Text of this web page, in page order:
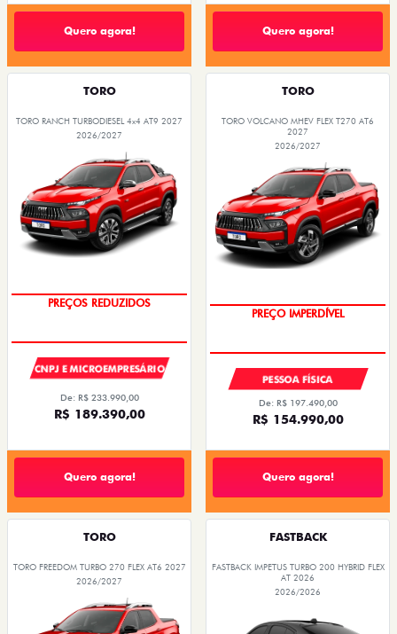
Quero agora! Quero agora!
TORO
TORO RANCH TURBODIESEL 4x4 AT9 2027
2026/2027
PREÇOS REDUZIDOS
CNPJ E MICROEMPRESÁRIO
De: R$ 233.990,00
R$ 189.390,00
Quero agora!
TORO
TORO VOLCANO MHEV FLEX T270 AT6
2027
2026/2027
PREÇO IMPERDÍVEL
PESSOA FÍSICA
De: R$ 197.490,00
R$ 154.990,00
Quero agora!
TORO
TORO FREEDOM TURBO 270 FLEX AT6 2027
2026/2027
FASTBACK
FASTBACK IMPETUS TURBO 200 HYBRID FLEX
AT 2026
2026/2026